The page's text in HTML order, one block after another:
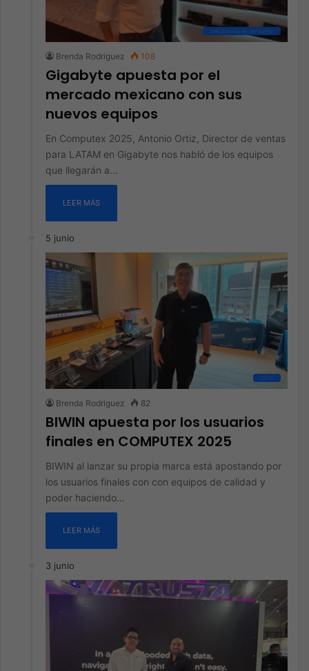
Electrónica de consumo
Brenda Rodriguez 108
Gigabyte apuesta por el
mercado mexicano con sus
nuevos equipos
En Computex 2025, Antonio Ortiz, Director de ventas
para LATAM en Gigabyte nos habló de los equipos
que llegarán a…
LEER MÁS
5 junio
OEM
Brenda Rodriguez 82
BIWIN apuesta por los usuarios
finales en COMPUTEX 2025
BIWIN al lanzar su propia marca está apostando por
los usuarios finales con con equipos de calidad y
poder haciendo…
LEER MÁS
3 junio